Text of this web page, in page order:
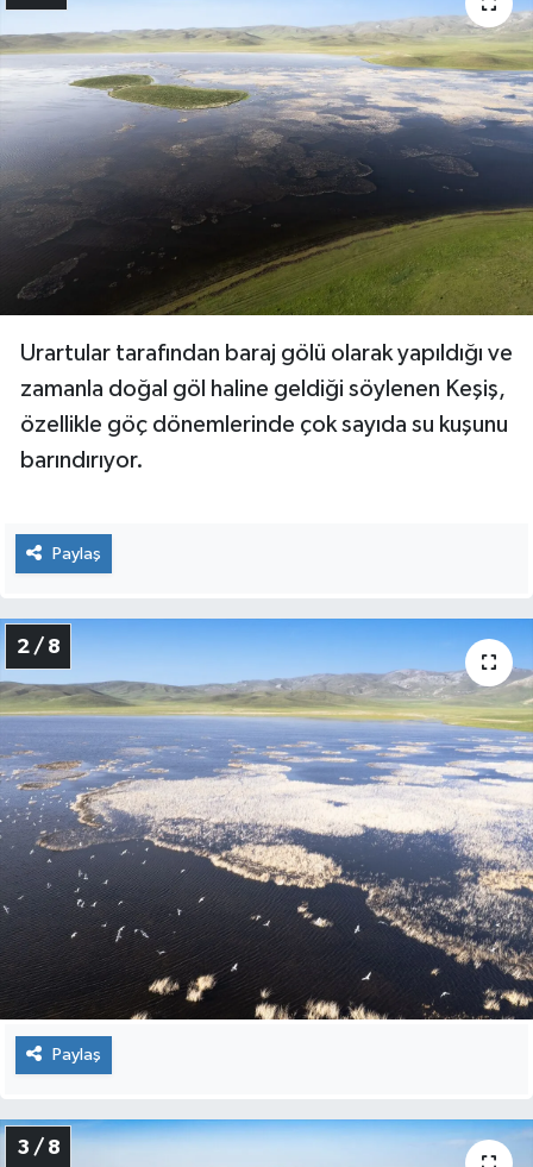
Urartular tarafından baraj gölü olarak yapıldığı ve
zamanla doğal göl haline geldiği söylenen Keşiş,
özellikle göç dönemlerinde çok sayıda su kuşunu
barındırıyor.
Paylaş
2 / 8
Paylaş
3 / 8